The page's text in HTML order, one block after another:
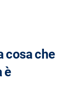
cosa che
è